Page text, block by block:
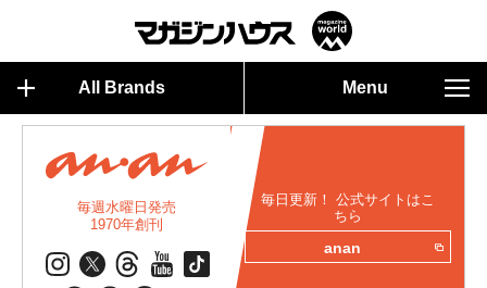
All Brands Menu
毎週水曜日発売
1970年創刊
毎日更新！ 公式サイトはこ
ちら
anan